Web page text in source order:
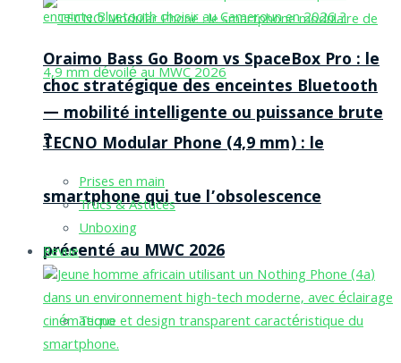
TECNO Modular Phone (4,9 mm) : le
smartphone qui tue l’obsolescence
présenté au MWC 2026
Tecno
Oraimo Bass Go Boom vs SpaceBox Pro : le
choc stratégique des enceintes Bluetooth
— mobilité intelligente ou puissance brute
?
Prises en main
Trucs & Astuces
Unboxing
Revue